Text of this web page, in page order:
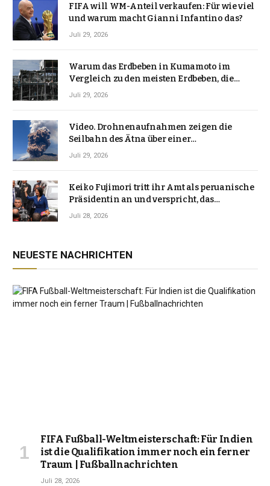
FIFA will WM-Anteil verkaufen: Für wie viel
und warum macht Gianni Infantino das?
Juli 29, 2026
Warum das Erdbeben in Kumamoto im
Vergleich zu den meisten Erdbeben, die
Japan erschütterten, ungewöhnlich ist
Juli 29, 2026
Video. Drohnenaufnahmen zeigen die
Seilbahn des Ätna über einer
Vulkanlandschaft
Juli 29, 2026
Keiko Fujimori tritt ihr Amt als peruanische
Präsidentin an und verspricht, das
Jahrzehnt der Instabilität zu beenden
Juli 28, 2026
NEUESTE NACHRICHTEN
FIFA Fußball-Weltmeisterschaft: Für Indien
ist die Qualifikation immer noch ein ferner
Traum | Fußballnachrichten
Juli 28, 2026